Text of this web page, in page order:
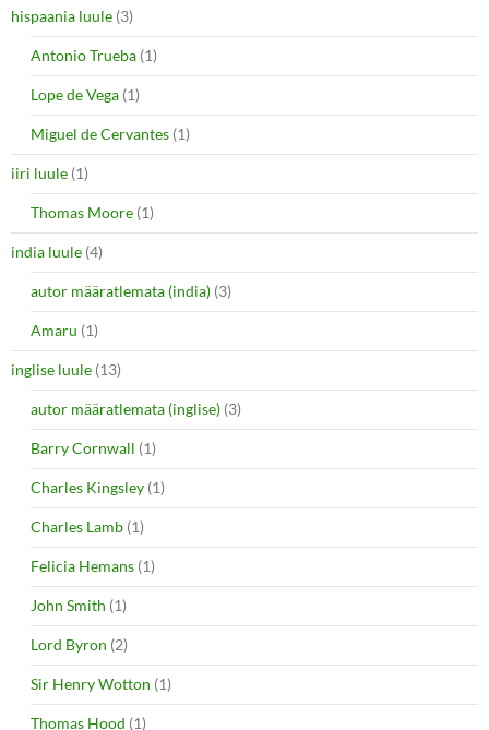
hispaania luule (3)
Antonio Trueba (1)
Lope de Vega (1)
Miguel de Cervantes (1)
iiri luule (1)
Thomas Moore (1)
india luule (4)
autor määratlemata (india) (3)
Amaru (1)
inglise luule (13)
autor määratlemata (inglise) (3)
Barry Cornwall (1)
Charles Kingsley (1)
Charles Lamb (1)
Felicia Hemans (1)
John Smith (1)
Lord Byron (2)
Sir Henry Wotton (1)
Thomas Hood (1)